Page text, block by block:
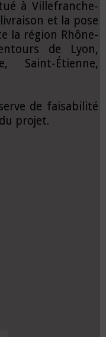
à Villefranche-
et la pose
la région Rhône-
de Lyon,
Saint-Étienne,
de faisabilité
projet.